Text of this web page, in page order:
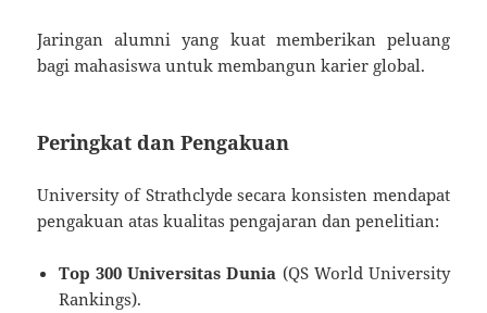
Jaringan alumni yang kuat memberikan peluang
bagi mahasiswa untuk membangun karier global.
Peringkat dan Pengakuan
University of Strathclyde secara konsisten mendapat
pengakuan atas kualitas pengajaran dan penelitian:
Top 300 Universitas Dunia (QS World University
Rankings).